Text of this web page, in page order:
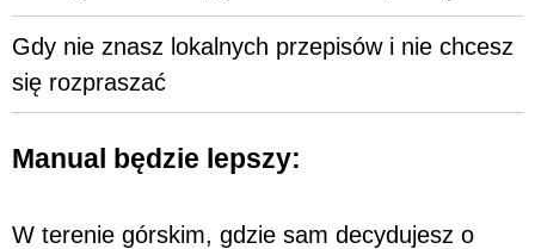
Gdy nie znasz lokalnych przepisów i nie chcesz
się rozpraszać
Manual będzie lepszy:
W terenie górskim, gdzie sam decydujesz o